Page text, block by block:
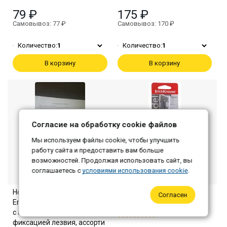
79 ₽
Самовывоз: 77 ₽
Количество:1
В корзину
175 ₽
Самовывоз: 170 ₽
Количество:1
В корзину
Нож канцелярский
ErichKrause Shark Mini Reef,
с автоматической
фиксацией лезвия, ассорти
Ножницы 21см Erich Krause
(12шт*кор)
Согласие на обработку cookie файлов
Мы используем файлы cookie, чтобы улучшить
работу сайта и предоставить вам больше
возможностей. Продолжая использовать сайт, вы
соглашаетесь сусловиями использования cookie.
Согласен